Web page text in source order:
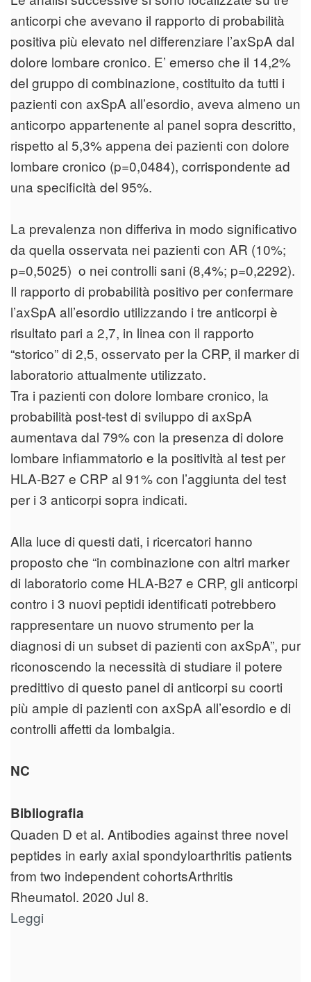
anticorpi che avevano il rapporto di probabilità
positiva più elevato nel differenziare l’axSpA dal
dolore lombare cronico. E’ emerso che il 14,2%
del gruppo di combinazione, costituito da tutti i
pazienti con axSpA all’esordio, aveva almeno un
anticorpo appartenente al panel sopra descritto,
rispetto al 5,3% appena dei pazienti con dolore
lombare cronico (p=0,0484), corrispondente ad
una specificità del 95%.
La prevalenza non differiva in modo significativo
da quella osservata nei pazienti con AR (10%;
p=0,5025) o nei controlli sani (8,4%; p=0,2292).
Il rapporto di probabilità positivo per confermare
l’axSpA all’esordio utilizzando i tre anticorpi è
risultato pari a 2,7, in linea con il rapporto
“storico” di 2,5, osservato per la CRP, il marker di
laboratorio attualmente utilizzato.
Tra i pazienti con dolore lombare cronico, la
probabilità post-test di sviluppo di axSpA
aumentava dal 79% con la presenza di dolore
lombare infiammatorio e la positività al test per
HLA-B27 e CRP al 91% con l’aggiunta del test
per i 3 anticorpi sopra indicati.
Alla luce di questi dati, i ricercatori hanno
proposto che “in combinazione con altri marker
di laboratorio come HLA-B27 e CRP, gli anticorpi
contro i 3 nuovi peptidi identificati potrebbero
rappresentare un nuovo strumento per la
diagnosi di un subset di pazienti con axSpA”, pur
riconoscendo la necessità di studiare il potere
predittivo di questo panel di anticorpi su coorti
più ampie di pazienti con axSpA all’esordio e di
controlli affetti da lombalgia.
NC
Bibliografia
Quaden D et al. Antibodies against three novel
peptides in early axial spondyloarthritis patients
from two independent cohortsArthritis
Rheumatol. 2020 Jul 8.
Leggi